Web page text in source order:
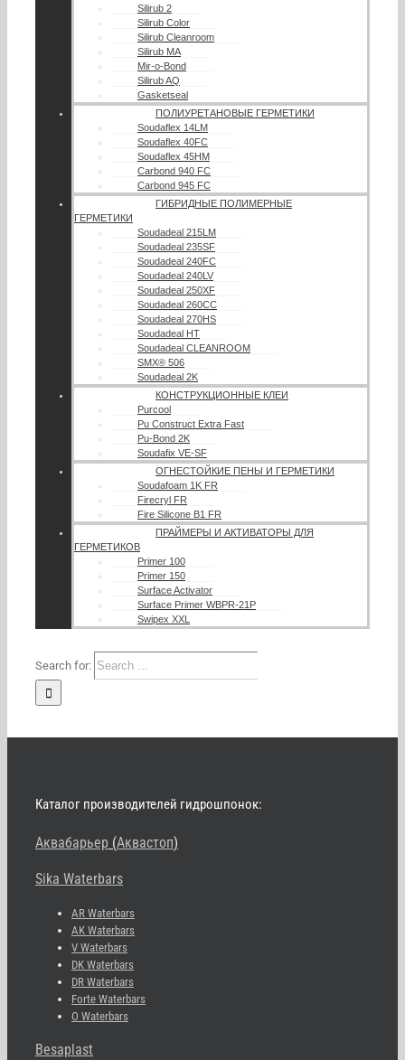
Silirub 2
Silirub Color
Silirub Cleanroom
Silirub MA
Mir-o-Bond
Silirub AQ
Gasketseal
ПОЛИУРЕТАНОВЫЕ ГЕРМЕТИКИ
Soudaflex 14LM
Soudaflex 40FC
Soudaflex 45HM
Carbond 940 FC
Carbond 945 FC
ГИБРИДНЫЕ ПОЛИМЕРНЫЕ
ГЕРМЕТИКИ
Soudadeal 215LM
Soudadeal 235SF
Soudadeal 240FC
Soudadeal 240LV
Soudadeal 250XF
Soudadeal 260CC
Soudadeal 270HS
Soudadeal HT
Soudadeal CLEANROOM
SMX® 506
Soudadeal 2K
КОНСТРУКЦИОННЫЕ КЛЕИ
Purcool
Pu Construct Extra Fast
Pu-Bond 2K
Soudafix VE-SF
ОГНЕСТОЙКИЕ ПЕНЫ И ГЕРМЕТИКИ
Soudafoam 1K FR
Firecryl FR
Fire Silicone B1 FR
ПРАЙМЕРЫ И АКТИВАТОРЫ ДЛЯ
ГЕРМЕТИКОВ
Primer 100
Primer 150
Surface Activator
Surface Primer WBPR-21P
Swipex XXL
Search for:
Каталог производителей гидрошпонок:
Аквабарьер (Аквастоп)
Sika Waterbars
AR Waterbars
AK Waterbars
V Waterbars
DK Waterbars
DR Waterbars
Forte Waterbars
O Waterbars
Besaplast